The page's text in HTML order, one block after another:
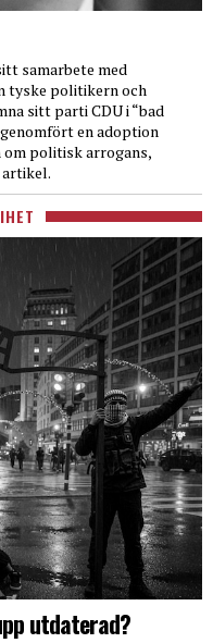
samarbete med
tyske politikern och
sitt parti CDU i “bad
en adoption
om politisk arrogans,
artikel.
utdaterad?